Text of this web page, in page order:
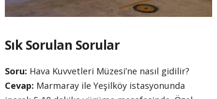
Sık Sorulan Sorular
Soru: Hava Kuvvetleri Müzesi’ne nasıl gidilir?
Cevap: Marmaray ile Yeşilköy istasyonunda